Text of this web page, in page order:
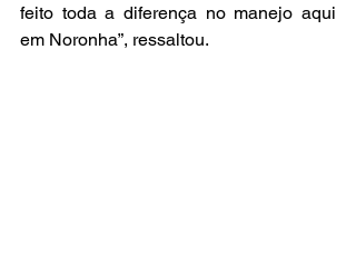
feito toda a diferença no manejo aqui
em Noronha”, ressaltou.